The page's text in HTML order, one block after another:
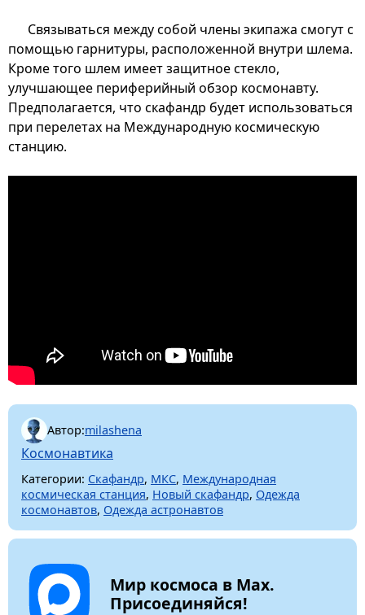
Связываться между собой члены экипажа смогут с
помощью гарнитуры, расположенной внутри шлема.
Кроме того шлем имеет защитное стекло,
улучшающее периферийный обзор космонавту.
Предполагается, что скафандр будет использоваться
при перелетах на Международную космическую
станцию.
Автор:milashena
Космонавтика
Категории: Скафандр, МКС, Международная
космическая станция, Новый скафандр, Одежда
космонавтов, Одежда астронавтов
Мир космоса в Max.
Присоединяйся!